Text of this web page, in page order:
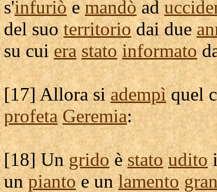
s'infuriòemandòad
del suoterritoriodai due
su cuiera stato informato
[17] Allora siadempìquel
profeta Geremia:
[18] Ungridoèstato udito
unpiantoe unlamento